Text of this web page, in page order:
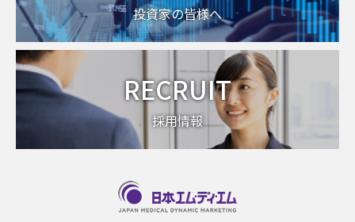
投資家の皆様へ
RECRUIT
採用情報